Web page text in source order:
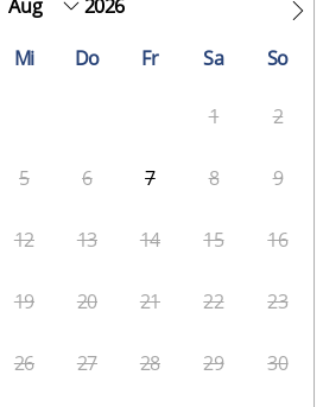
2026
Mi Do Fr Sa So
1 2
5 6 7 8 9
12 13 14 15 16
19 20 21 22 23
26 27 28 29 30